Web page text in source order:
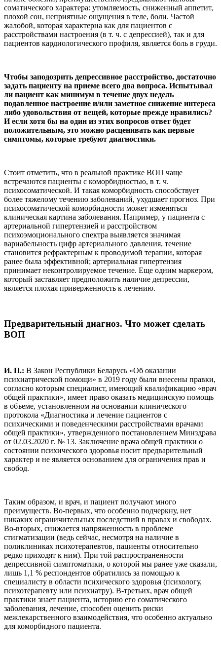
соматического характера: утомляемость, сниженный аппетит,
плохой сон, неприятные ощущения в теле, боли. Частой
жалобой, которая характерна как для пациентов с
расстройствами настроения (в т. ч. с депрессией), так и для
пациентов кардиологического профиля, является боль в груди.
Чтобы заподозрить депрессивное расстройство, достаточно
задать пациенту на приеме всего два вопроса. Испытывал
ли пациент как минимум в течение двух недель
подавленное настроение и/или заметное снижение интереса
либо удовольствия от вещей, которые прежде нравились?
И если хотя бы на один из этих вопросов ответ будет
положительным, это можно расценивать как первые
симптомы, которые требуют диагностики.
Стоит отметить, что в реальной практике ВОП чаще
встречаются пациенты с коморбидностью, в т. ч.
психосоматической. И такая коморбидность способствует
более тяжелому течению заболеваний, ухудшает прогноз. При
психосоматической коморбидности может изменяться
клиническая картина заболевания. Например, у пациента с
артериальной гипертензией и расстройством
психоэмоционального спектра выявляется значимая
вариабельность цифр артериального давления, течение
становится рефрактерным к проводимой терапии, которая
ранее была эффективной; артериальная гипертензия
принимает неконтролируемое течение. Еще одним маркером,
который заставляет предположить наличие депрессии,
является плохая приверженность к лечению.
Предварительный диагноз. Что может сделать
ВОП
И. П.: В Закон Республики Беларусь «Об оказании
психиатрической помощи» в 2019 году были внесены правки,
согласно которым специалист, имеющий квалификацию «врач
общей практики», имеет право оказать медицинскую помощь
в объеме, установленном на основании клинического
протокола «Диагностика и лечение пациентов с
психическими и поведенческими расстройствами врачами
общей практики», утвержденного постановлением Минздрава
от 02.03.2020 г. № 13. Заключение врача общей практики о
состоянии психического здоровья носит предварительный
характер и не является основанием для ограничения прав и
свобод.
Таким образом, и врач, и пациент получают много
преимуществ. Во-первых, что особенно подчеркну, нет
никаких ограничительных последствий в правах и свободах.
Во-вторых, снижается напряженность в проблеме
стигматизации (ведь сейчас, несмотря на наличие в
поликлиниках психотерапевтов, пациенты относительно
редко приходят к ним). При той распространенности
депрессивной симптоматики, о которой мы ранее уже сказали,
лишь 1,1 % респондентов обратились за помощью к
специалисту в области психического здоровья (психологу,
психотерапевту или психиатру). В-третьих, врач общей
практики знает пациента, историю его соматического
заболевания, лечение, способен оценить риски
межлекарственного взаимодействия, что особенно актуально
для коморбидного пациента.